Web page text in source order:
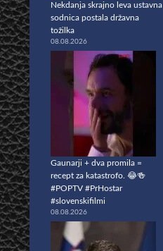
Nekdanja skrajno leva ustavna
sodnica postala državna
tožilka
08.08.2026
Gaunarji + dva promila =
recept za katastrofo. 😂🍻
#POPTV #PrHostar
#slovenskifilmi
08.08.2026